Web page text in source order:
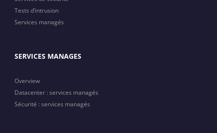
Tests d’intrusion
Services managés
SERVICES MANAGES
Overview
Datacenter : services managés
Sécurité : services managés